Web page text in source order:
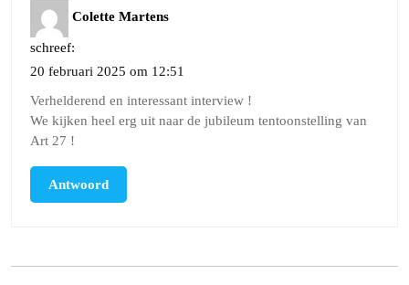
Colette Martens
schreef:
20 februari 2025 om 12:51
Verhelderend en interessant interview !
We kijken heel erg uit naar de jubileum tentoonstelling van
Art 27 !
Antwoord